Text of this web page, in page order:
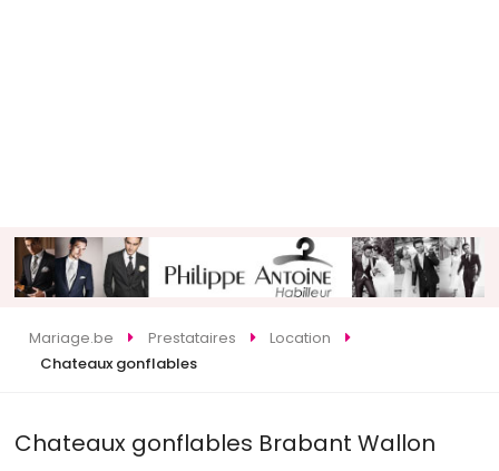
Mariage.be Prestataires
Location
Chateaux gonflables
Chateaux gonflables Brabant Wallon